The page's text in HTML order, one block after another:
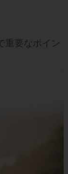
重要なポイン